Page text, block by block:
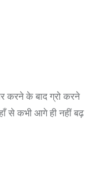
करने के बाद ग्रो करने
से कभी आगे ही नहीं बढ़